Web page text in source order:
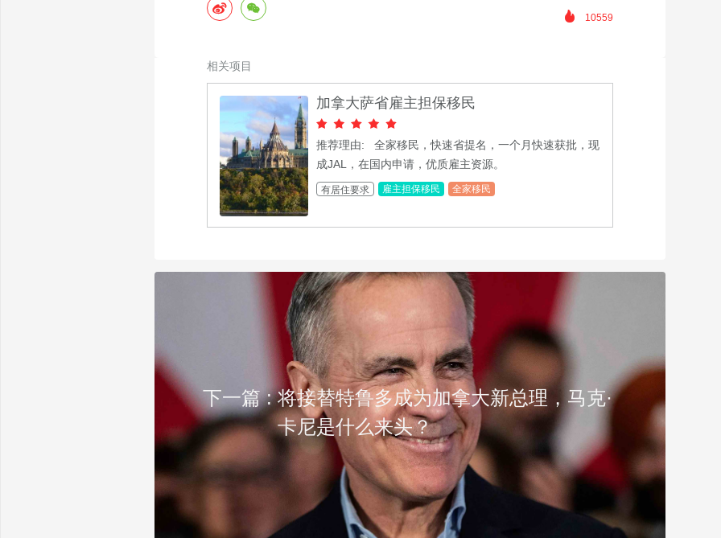
10559
相关项目
加拿大萨省雇主担保移民
推荐理由: 全家移民，快速省提名，一个月快速获批，现
成JAL，在国内申请，优质雇主资源。
有居住要求 雇主担保移民 全家移民
下一篇 : 将接替特鲁多成为加拿大新总理，马克·
卡尼是什么来头？